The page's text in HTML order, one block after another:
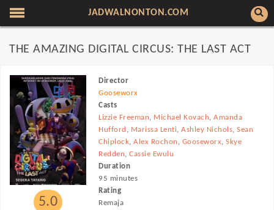
JADWALNONTON.COM
THE AMAZING DIGITAL CIRCUS: THE LAST ACT
5.0
Director
Gooseworx
Casts
Lizzie Freeman, Michael Kovach,Amanda
Hufford , Marissa Lenti,Ashley Nichols,Sean
Chiplock,Alex Rochon , Gooseworx,Skye
Redden,Cassie Ewulu
Duration
95 minutes
Rating
Remaja